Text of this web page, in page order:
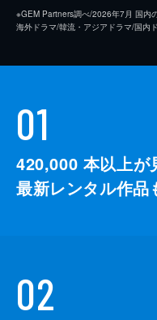
※GEM Partners調べ/2026年7⽉ 国内
海外ドラマ/韓流・アジアドラマ/国内
01
420,000 本以上が
最新レンタル作品
02